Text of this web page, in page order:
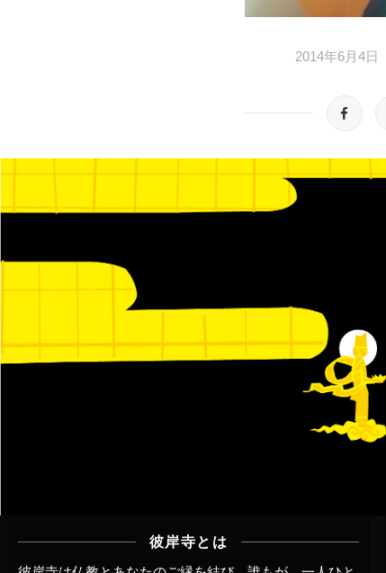
2014年6月4日
彼岸寺とは